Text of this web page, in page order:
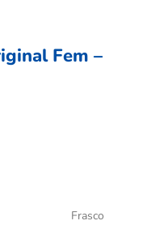
Fem –
Frasco